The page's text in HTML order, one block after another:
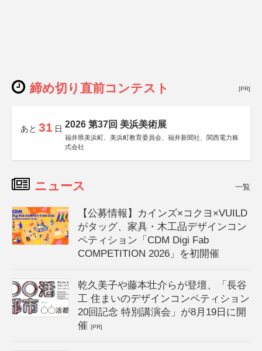
締め切り直前コンテスト [PR]
あと 31 日 2026 第37回 美浜美術展
福井県美浜町、美浜町教育委員会、福井新聞社、関西電力株
式会社
ニュース 一覧
【公募情報】カインズ×コクヨ×VUILD
がタッグ、家具・木工品デザインコン
ペティション「CDM Digi Fab
COMPETITION 2026」を初開催
乾久美子や藤本壮介らが登壇、「長谷
工 住まいのデザインコンペティション
20回記念 特別講演会」が8月19日に開
催[PR]